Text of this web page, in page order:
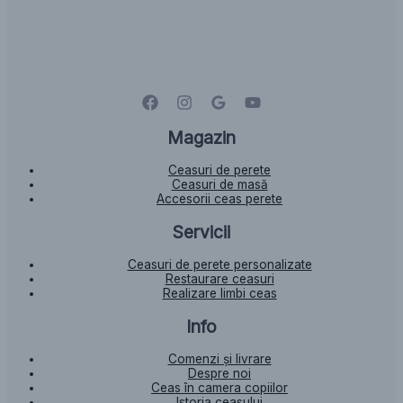
Magazin
Ceasuri de perete
Ceasuri de masă
Accesorii ceas perete
Servicii
Ceasuri de perete personalizate
Restaurare ceasuri
Realizare limbi ceas
Info
Comenzi și livrare
Despre noi
Ceas în camera copiilor